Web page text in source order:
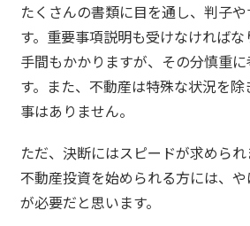
たくさんの書類に目を通し、判子
す。重要事項説明も受けなければ
手間もかかりますが、その分慎重
す。また、不動産は特殊な状況を
事はありません。
ただ、決断にはスピードが求めら
不動産投資を始められる方には、
が必要だと思います。